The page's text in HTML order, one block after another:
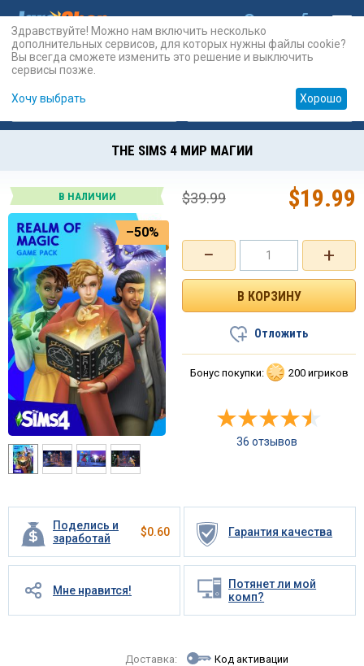
Карты Prepaid
THE SIMS 4 МИР МАГИИ
В НАЛИЧИИ
–50%
Поделись и
заработай
$0.60 Гарантия качества
Мне нравится!
Потянет ли мой
комп?
Доставка: Код активации
+
−
$19.99
$39.99
Отложить
Бонус покупки: 200 игриков
36 отзывов
Здравствуйте! Можно нам включить несколько
дополнительных сервисов, для которых нужны файлы cookie?
Вы всегда сможете изменить это решение и выключить
сервисы позже.
Хочу выбрать Хорошо